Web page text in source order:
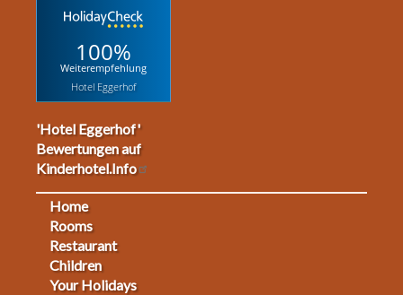
100%
Weiterempfehlung
Hotel Eggerhof
'Hotel Eggerhof'
Bewertungen auf
Kinderhotel.Info
Footermenu
Home
Rooms
Restaurant
Children
Your Holidays